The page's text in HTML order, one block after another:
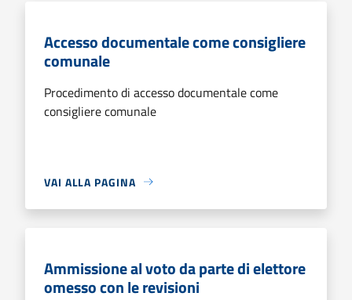
Accesso documentale come consigliere
comunale
Procedimento di accesso documentale come
consigliere comunale
VAI ALLA PAGINA
Ammissione al voto da parte di elettore
omesso con le revisioni